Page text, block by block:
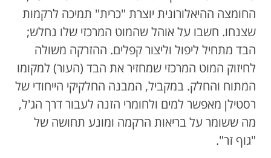
החומצה ההיאלורונית יוצרת "כרית" תמיכה לרקמות
שצנחו. חשבו על אוהל שהמוט המרכזי שלו נחלש;
הבד מתחיל ליפול וליצור קפלים. ההזרקה משולה
לחיזוק המוט המרכזי שמחזיר את הבד (העור) למקומו
המתוח והחלק. במקביל, המבנה החלקיקי הייחודי של
רסטילן מאפשר למים ולחומרי הזנה לעבור דרך הג'ל,
מה ששומר על בריאות הרקמה ומונע תחושה של
"גוף זר".